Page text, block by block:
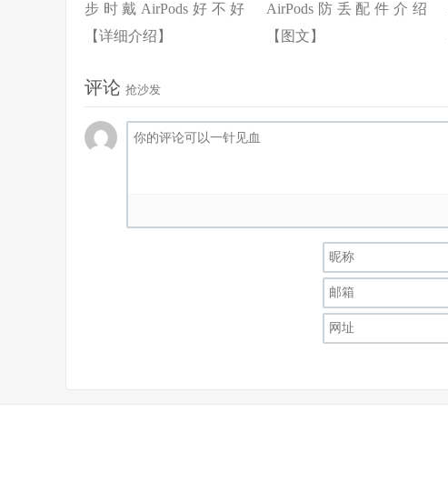
步时戴AirPods好不好
【详细介绍】
AirPods防丢配件介绍
【图文】
评论 抢沙发